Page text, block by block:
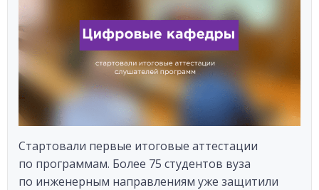
Стартовали первые итоговые аттестации
по программам. Более 75 студентов вуза
по инженерным направлениям уже защитили